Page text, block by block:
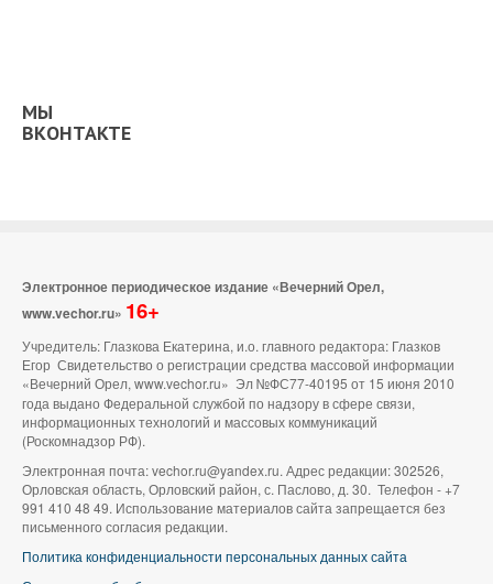
МЫ
ВКОНТАКТЕ
Электронное периодическое издание «Вечерний Орел,
www.vechor.ru» 16+
Учредитель: Глазкова Екатерина, и.о. главного редактора: Глазков
Егор Свидетельство о регистрации средства массовой информации
«Вечерний Орел, www.vechor.ru» Эл №ФС77-40195 от 15 июня 2010
года выдано Федеральной службой по надзору в сфере связи,
информационных технологий и массовых коммуникаций
(Роскомнадзор РФ).
Электронная почта: vechor.ru@yandex.ru. Адрес редакции: 302526,
Орловская область, Орловский район, с. Паслово, д. 30. Телефон - +7
991 410 48 49. Использование материалов сайта запрещается без
письменного согласия редакции.
Политика конфиденциальности персональных данных сайта